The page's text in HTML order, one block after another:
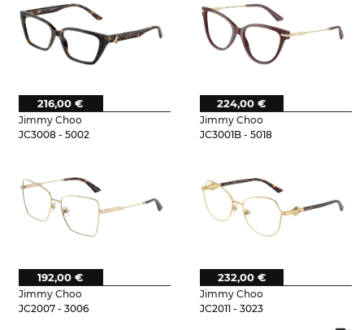
Jimmy Choo
JC3008 - 5002
216,00 €
Jimmy Choo
JC3001B - 5018
224,00 €
Jimmy Choo
JC2007 - 3006
192,00 €
Jimmy Choo
JC2011 - 3023
232,00 €